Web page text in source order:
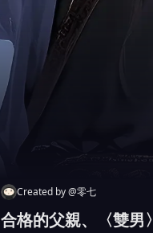
Created by@零七
合格的父親、〈雙男〉